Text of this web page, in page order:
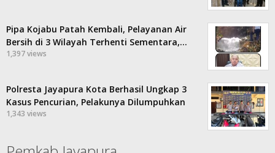
Pipa Kojabu Patah Kembali, Pelayanan Air
Bersih di 3 Wilayah Terhenti Sementara,…
1,397 views
Polresta Jayapura Kota Berhasil Ungkap 3
Kasus Pencurian, Pelakunya Dilumpuhkan
1,343 views